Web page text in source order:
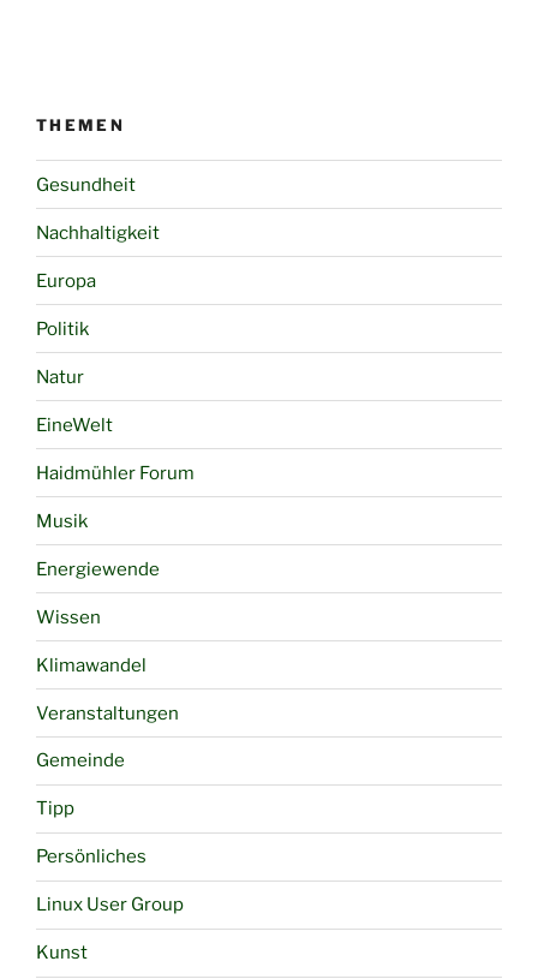
THEMEN
Gesundheit
Nachhaltigkeit
Europa
Politik
Natur
EineWelt
Haidmühler Forum
Musik
Energiewende
Wissen
Klimawandel
Veranstaltungen
Gemeinde
Tipp
Persönliches
Linux User Group
Kunst